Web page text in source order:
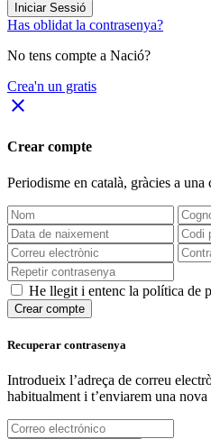
Iniciar Sessió
Has oblidat la contrasenya?
No tens compte a Nació?
Crea'n un gratis
close
Crear compte
Periodisme en català, gràcies a una
He llegit i entenc la política de
Crear compte
Recuperar contrasenya
Introdueix l’adreça de correu
habitualment i t’enviarem una nova